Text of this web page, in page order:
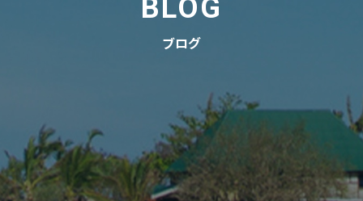
BLOG
ブログ